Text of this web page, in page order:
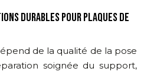
DURABLES POUR PLAQUES DE
de la qualité de la pose
soignée du support,